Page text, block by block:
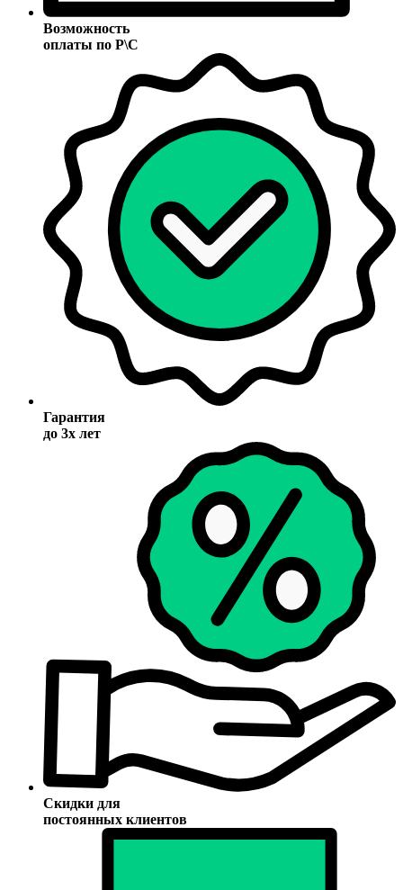
Возможность
оплаты по Р\С
Гарантия
до 3х лет
Скидки для
постоянных клиентов